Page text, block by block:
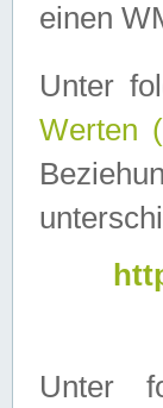
einen
Unter
Werten
Unter